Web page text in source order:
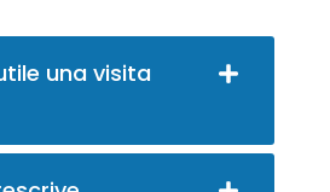
una visita